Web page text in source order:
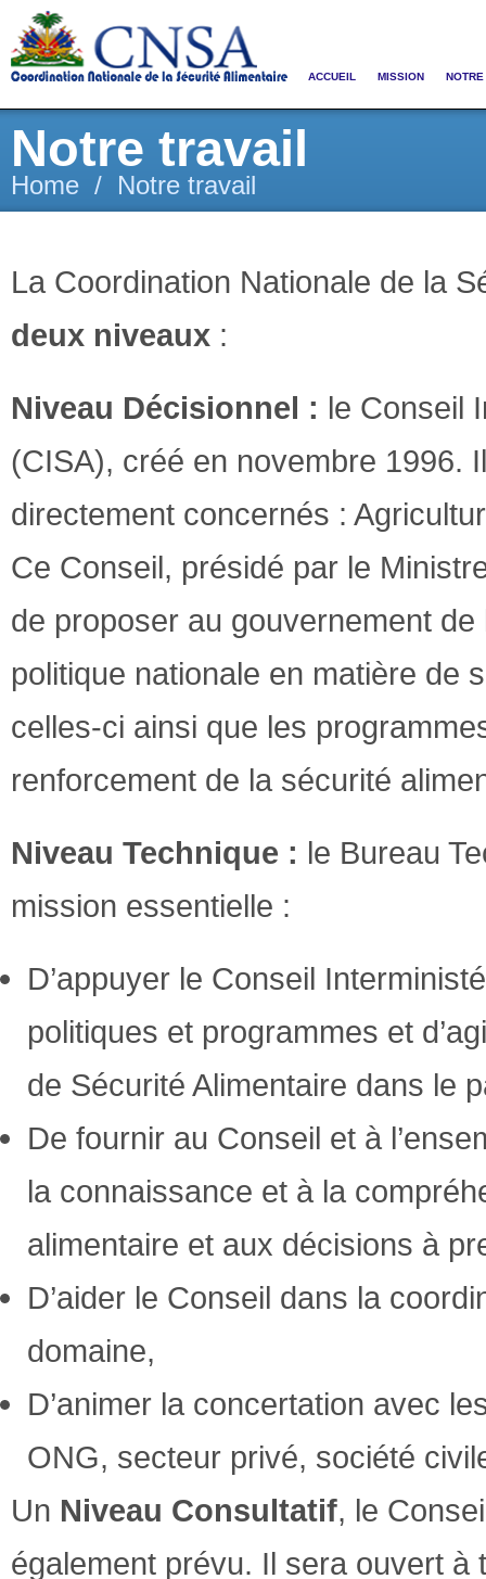
ACCUEIL MISSION NOTRE
Notre travail
Home / Notre travail
La Coordination Nationale de la
deux niveaux :
Niveau Décisionnel : le Conseil
(CISA), créé en novembre 1996.
directement concernés :
Ce Conseil, présidé par le
de proposer au gouvernement
politique nationale en matière de
celles-ci ainsi que les
renforcement de la sécurité
Niveau Technique : le Bureau
mission essentielle :
D’appuyer le Conseil
politiques et programmes et
de Sécurité Alimentaire dans le
De fournir au Conseil et à
la connaissance et à la
alimentaire et aux décisions à
D’aider le Conseil dans la
domaine,
D’animer la concertation avec
ONG, secteur privé, société
Un Niveau Consultatif, le
également prévu. Il sera ouvert